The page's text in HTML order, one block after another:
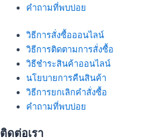
คำถามที่พบบ่อย
วิธีการสั่งซื้อออนไลน์
วิธีการติดตามการสั่งซื้อ
วิธีชำระสินค้าออนไลน์
นโยบายการคืนสินค้า
วิธีการยกเลิกคำสั่งซื้อ
คำถามที่พบบ่อย
ติดต่อเรา